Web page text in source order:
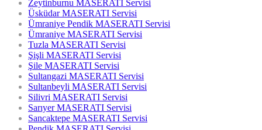
Zeytinburnu MASERATI Servisi
Üsküdar MASERATI Servisi
Ümraniye Pendik MASERATI Servisi
Ümraniye MASERATI Servisi
Tuzla MASERATI Servisi
Şişli MASERATI Servisi
Şile MASERATI Servisi
Sultangazi MASERATI Servisi
Sultanbeyli MASERATI Servisi
Silivri MASERATI Servisi
Sarıyer MASERATI Servisi
Sancaktepe MASERATI Servisi